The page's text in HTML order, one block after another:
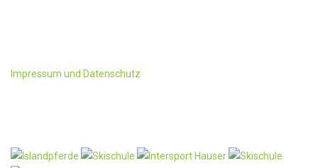
Impressum und Datenschutz